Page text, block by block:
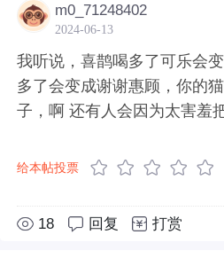
m0_71248402
2024-06-13
我听说，喜鹊喝多了可乐会
多了会变成谢谢惠顾，你的
子，啊 还有人会因为太害羞
给本帖投票
18 回复 打赏